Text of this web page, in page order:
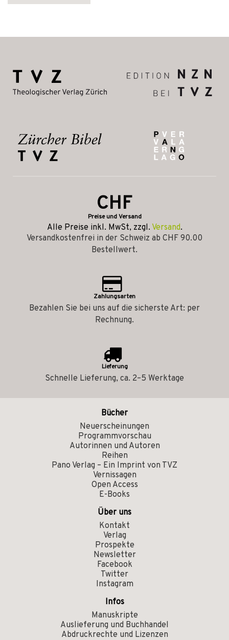
CHF
Preise und Versand
Alle Preise inkl. MwSt, zzgl. Versand.
Versandkostenfrei in der Schweiz ab CHF 90.00
Bestellwert.
Zahlungsarten
Bezahlen Sie bei uns auf die sicherste Art: per
Rechnung.
Lieferung
Schnelle Lieferung, ca. 2–5 Werktage
Bücher
Neuerscheinungen
Programmvorschau
Autorinnen und Autoren
Reihen
Pano Verlag – Ein Imprint von TVZ
Vernissagen
Open Access
E-Books
Über uns
Kontakt
Verlag
Prospekte
Newsletter
Facebook
Twitter
Instagram
Infos
Manuskripte
Auslieferung und Buchhandel
Abdruckrechte und Lizenzen